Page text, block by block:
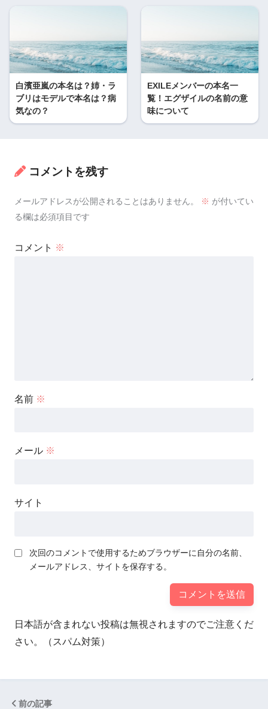
白濱亜嵐の本名は？姉・ラ
ブリはモデルで本名は？病
気なの？
EXILEメンバーの本名一
覧！エグザイルの名前の意
味について
コメントを残す
メールアドレスが公開されることはありません。 ※ が付いてい
る欄は必須項目です
コメント ※
名前 ※
メール ※
サイト
次回のコメントで使用するためブラウザーに自分の名前、
メールアドレス、サイトを保存する。
日本語が含まれない投稿は無視されますのでご注意くだ
さい。（スパム対策）
前の記事